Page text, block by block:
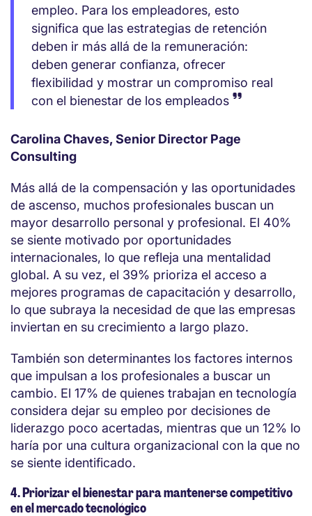
empleo. Para los empleadores, esto
significa que las estrategias de retención
deben ir más allá de la remuneración:
deben generar confianza, ofrecer
flexibilidad y mostrar un compromiso real
con el bienestar de los empleados
Carolina Chaves, Senior Director Page
Consulting
Más allá de la compensación y las oportunidades
de ascenso, muchos profesionales buscan un
mayor desarrollo personal y profesional. El 40%
se siente motivado por oportunidades
internacionales, lo que refleja una mentalidad
global. A su vez, el 39% prioriza el acceso a
mejores programas de capacitación y desarrollo,
lo que subraya la necesidad de que las empresas
inviertan en su crecimiento a largo plazo.
También son determinantes los factores internos
que impulsan a los profesionales a buscar un
cambio. El 17% de quienes trabajan en tecnología
considera dejar su empleo por decisiones de
liderazgo poco acertadas, mientras que un 12% lo
haría por una cultura organizacional con la que no
se siente identificado.
4. Priorizar el bienestar para mantenerse competitivo
en el mercado tecnológico